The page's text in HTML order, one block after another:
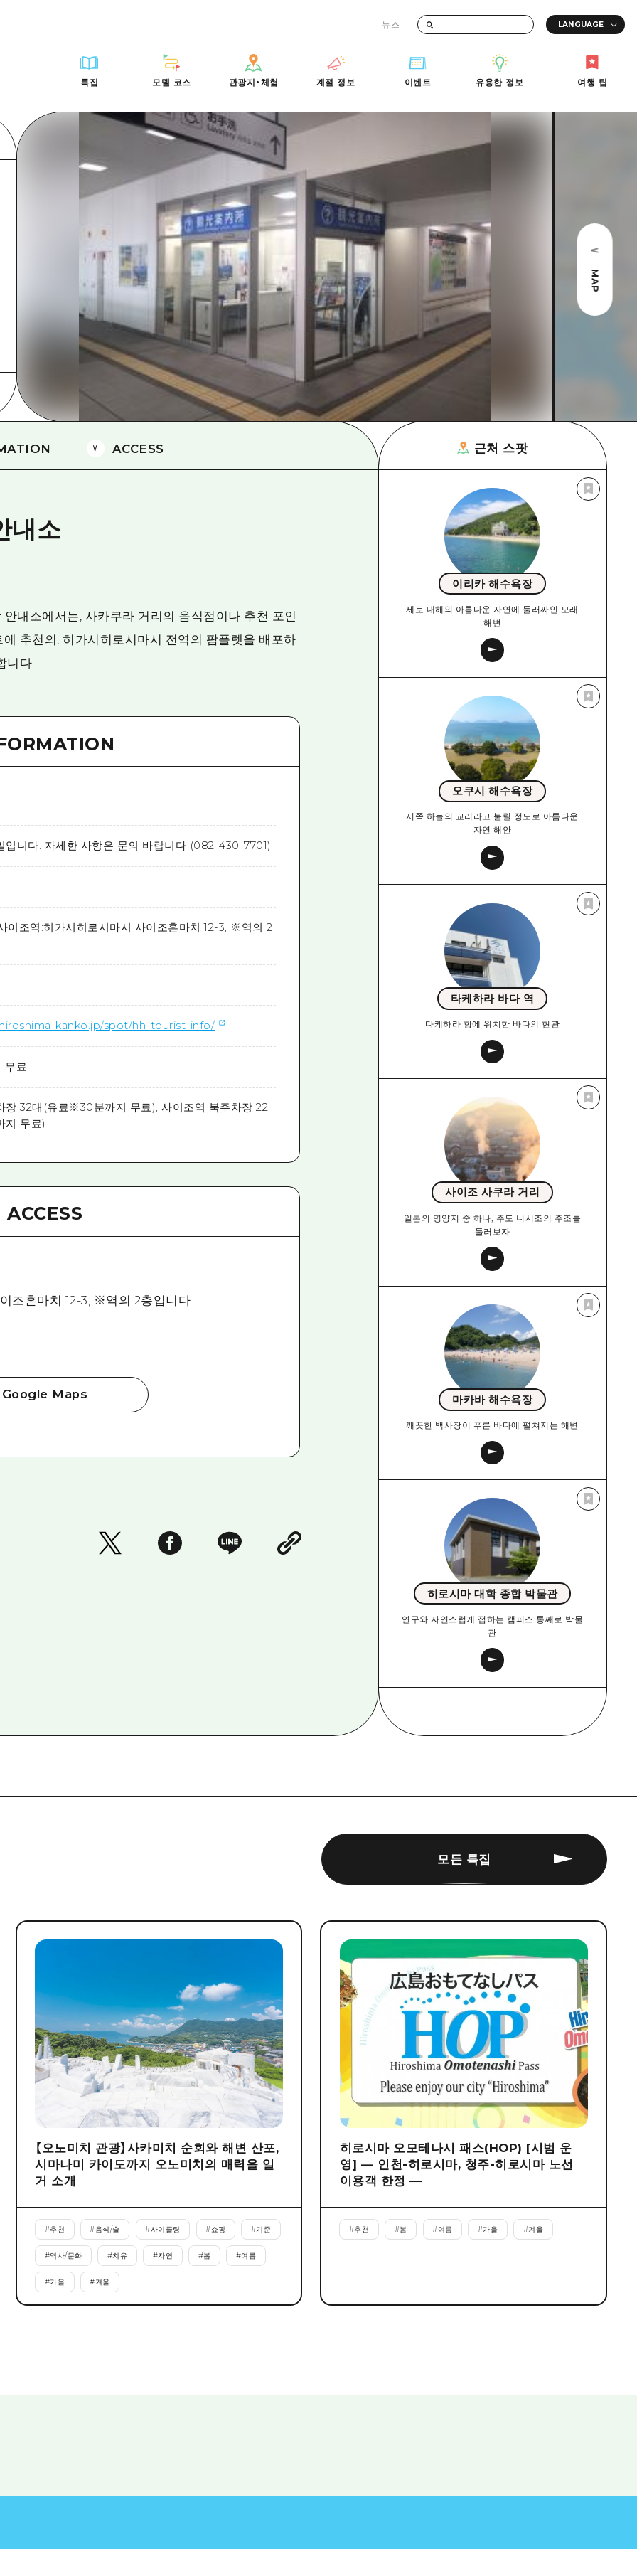
뉴스
특집
쇼핑
스포츠
배움과 체험
역사/문화
치유
자연
모델 코스
Hiroshima 공식 가이드
Moshimo Travel
히로시마시 주변
빈고(備後)
비북(備北)
게이호쿠(芸北)
미야지마(宮島) 주변
야마구치(山口)현 동부
당일치기
반나절
1박 2일
2박 3일
관광지・체험
목록
히로시마시 주변
아키(安芸)
빈고(備後)
비북(備北)
게이호쿠(芸北)
미야지마(宮島) 주변
야마구치(山口)현 동부
에히메(愛媛)현
시마네(島根)현
계절 정보
이벤트
유용한 정보
보조 트래픽 요약
히로시마 OMOTENASHI 패스
수하물 보관 및 배송 서비스
HIROSHIMA FREE Wi-Fi
외국인 여행자용 거리 관광안내소
자원봉사 가이드
히로시마현내 매력을 동영상으로 소개!
자주 묻는 질문
사진 다운로드
관광 안내 책자
여행 팁
기준
역사/문화
자연
Travel
아키(安芸)
빈고(備後)
게이호쿠(芸北)
미야지마(宮島) 주변
야마구치(山口)현 동부
반나절
2박 3일
히로시마시 주변
아키(安芸)
비북(備北)
게이호쿠(芸北)
미야지마(宮島) 주변
야마구치(山口)현 동부
에히메(愛媛)현
시마네(島根)현
외국인 여행자용 거리 관광안내소
자원봉사 가이드
재해가 발생했을 때의 교통 정보
관광 안내 책자
MAP
ACCESS
내소
내소에서는, 사카쿠라 거리의 음식점이나 추천 포인
추천의, 히가시히로시마시 전역의 팜플렛을 배포하
니다.
입니다. 자세한 사항은 문의 바랍니다 (082-430-7701)
이조역:히가시히로시마시 사이조혼마치 12-3, ※역의 2
kanko.jp/spot/hh-tourist-info/
무료
장 32대(유료※30분까지 무료), 사이조역 북주차장 22
무료)
ACCESS
조혼마치 12-3, ※역의 2층입니다
Google Maps
근처 스팟
이리카 해수욕장
세토 내해의 아름다운 자연에 둘러싸인 모래
해변
오쿠시 해수욕장
서쪽 하늘의 교리라고 불릴 정도로 아름다운
자연 해안
타케하라 바다 역
다케하라 항에 위치한 바다의 현관
사이조 사쿠라 거리
일본의 명양지 중 하나, 주도·니시조의 주조를
둘러보자
마카바 해수욕장
깨끗한 백사장이 푸른 바다에 펼쳐지는 해변
히로시마 대학 종합 박물관
연구와 자연스럽게 접하는 캠퍼스 통째로 박물
관
모든 특집
【오노미치 관광】사카미치 순회와 해변 산포,
시마나미 카이도까지 오노미치의 매력을 일
거 소개
#추천 #음식/술 #사이클링 #쇼핑 #기준
#역사/문화 #치유 #자연 #봄 #여름
#가을 #겨울
히로시마 오모테나시 패스(HOP) [시범 운
영] ― 인천-히로시마, 청주-히로시마 노선
이용객 한정 ―
#추천 #봄 #여름 #가을 #겨울